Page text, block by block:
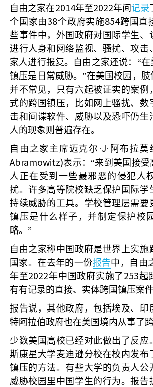
自由之家在2014年至2022年间记录
个国家由 38个政府实施854跨国直
些事件中，外国政府对国际学生、
进行人身和网络监视、骚扰、攻击
家人进行报复。自由之家还说：“在
镇压是日常威胁。”在美国校园，
并不常见，只有六起被证实的案例
式的跨国镇压，比如网上骚扰、数
击和间谍软件、威胁以及恐吓仍生
人的现象则普遍存在。
自由之家主席迈克尔·J·阿布拉莫
Abramowitz)表示：“来到美国接
人正在受到一些最邪恶的侵犯人
扰。许多高等院校缺乏保护国际学
持续威胁的工具。学校管理层需要
镇压是什么样子，并制定保护校
略。”
自由之家称中国政府是世界上实施
国家。在去年的一份报告中，自由
年至2022年中国政府实施了 253起
有有记录的直接、实体跨国镇压案
报告说，其他政府，包括埃及、印
特阿拉伯政府也在美国境内从事了
少数美国高校已经对此做出了反应
斯康星大学麦迪逊分校在校内发布
镇压的方法。有些大学的负责人公
威胁校园里中国学生的行为。报告